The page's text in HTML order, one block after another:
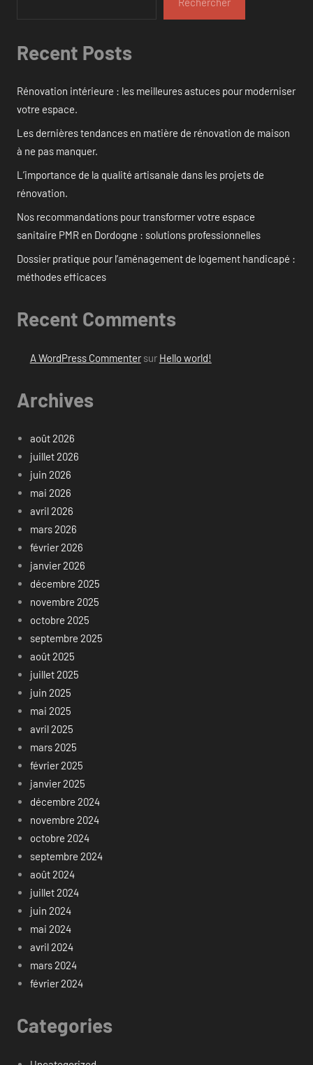
Recent Posts
Rénovation intérieure : les meilleures astuces pour moderniser
votre espace.
Les dernières tendances en matière de rénovation de maison
à ne pas manquer.
L’importance de la qualité artisanale dans les projets de
rénovation.
Nos recommandations pour transformer votre espace
sanitaire PMR en Dordogne : solutions professionnelles
Dossier pratique pour l’aménagement de logement handicapé :
méthodes efficaces
Recent Comments
A WordPress Commentersur Hello world!
Archives
août 2026
juillet 2026
juin 2026
mai 2026
avril 2026
mars 2026
février 2026
janvier 2026
décembre 2025
novembre 2025
octobre 2025
septembre 2025
août 2025
juillet 2025
juin 2025
mai 2025
avril 2025
mars 2025
février 2025
janvier 2025
décembre 2024
novembre 2024
octobre 2024
septembre 2024
août 2024
juillet 2024
juin 2024
mai 2024
avril 2024
mars 2024
février 2024
Categories